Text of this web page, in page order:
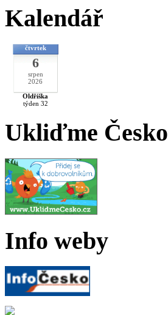
Kalendář
čtvrtek
6
srpen
2026
Oldřiška
týden 32
Ukliďme Česko
Info weby